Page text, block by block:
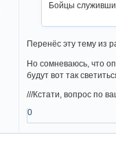
Бойцы
Перенёс эту тему из
Но сомневаюсь, что
будут вот так
///Кстати, вопрос по
0